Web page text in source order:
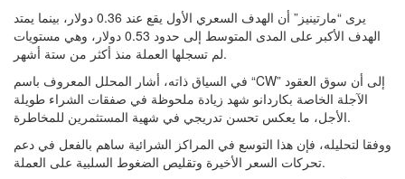
يرى “مارتينيز” أن الهدف السعري الأول يقع عند 0.36 دولار، بينما يمتد
الهدف الأكبر على المدى المتوسط إلى حدود 0.53 دولار، وهي مستويات
لم تسجلها العملة منذ أكثر من ستة أشهر.
في السياق ذاته، أشار المحلل المعروف باسم “CW” إلى أن سوق العقود
الآجلة الخاصة بكاردانو شهد زيادة ملحوظة في صفقات الشراء طويلة
الأجل، ما يعكس تحسن تدريجي في شهية المستثمرين للمخاطرة.
ووفقا لتحليله، فإن هذا التوسع في المراكز الشرائية ساهم بالفعل في دعم
تحركات السعر الأخيرة وتقليص الضغوط السلبية على العملة.